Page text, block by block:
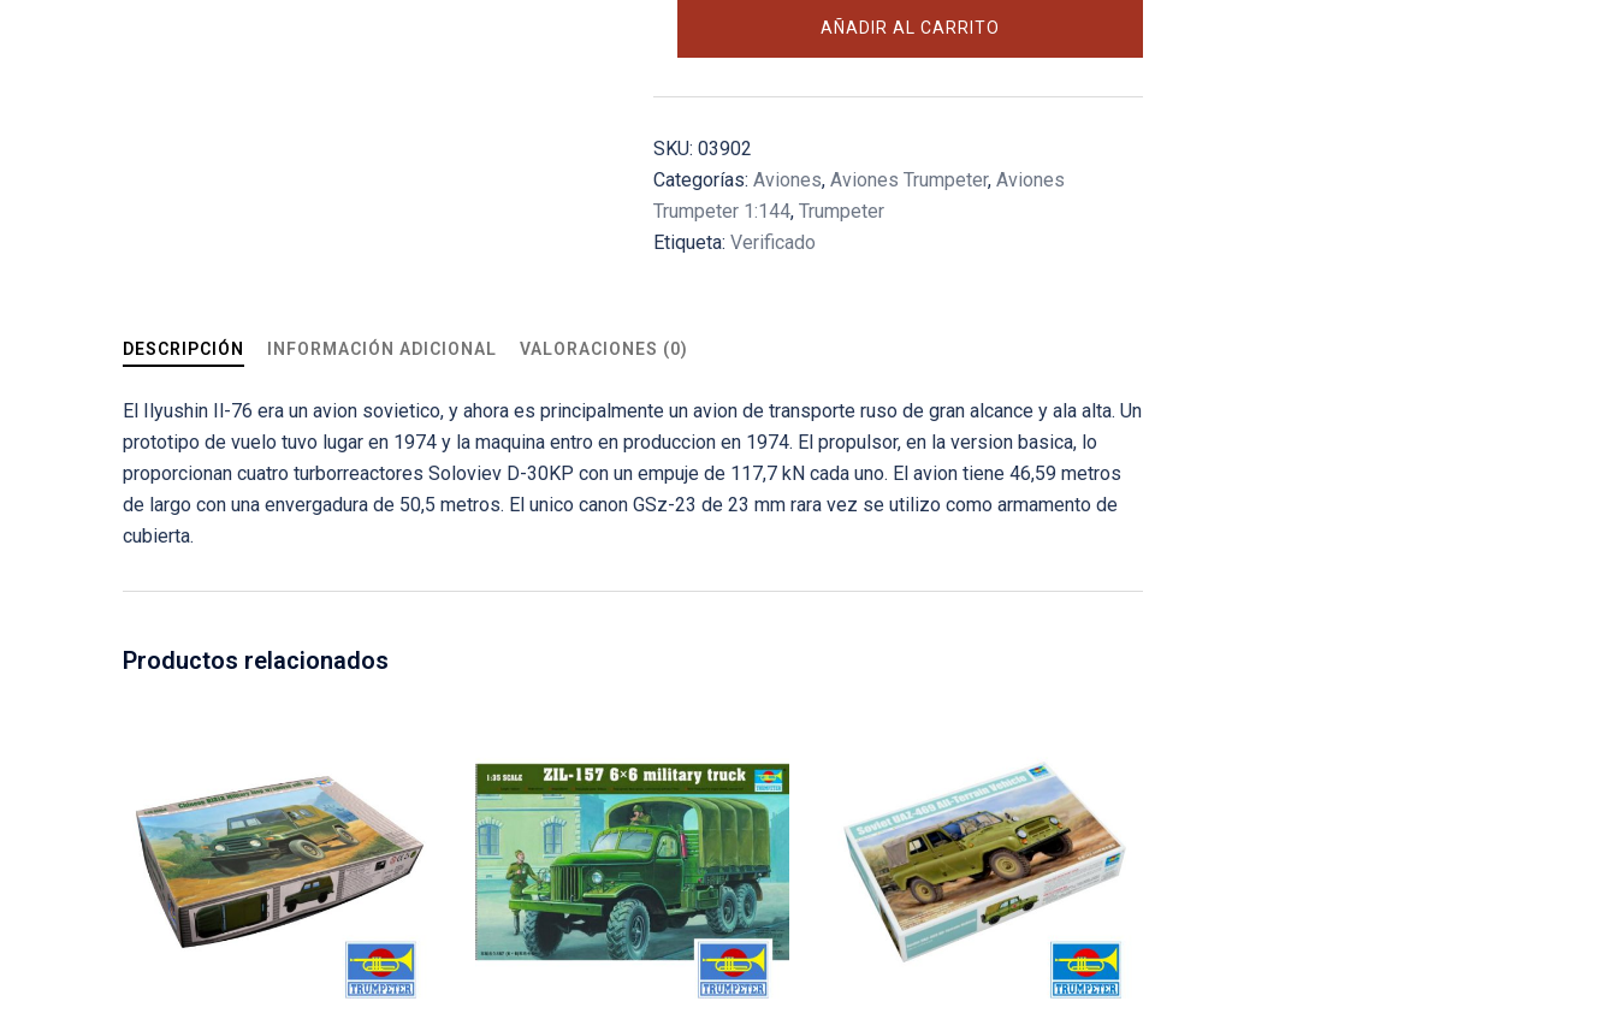
Midas
cantidad
AÑADIR AL CARRITO
SKU: 03902
Categorías: Aviones, Aviones Trumpeter, Aviones
Trumpeter 1:144, Trumpeter
Etiqueta: Verificado
DESCRIPCIÓN INFORMACIÓN ADICIONAL VALORACIONES (0)
El Ilyushin Il-76 era un avion sovietico, y ahora es principalmente un avion de transporte ruso de gran alcance y ala alta. Un
prototipo de vuelo tuvo lugar en 1974 y la maquina entro en produccion en 1974. El propulsor, en la version basica, lo
proporcionan cuatro turborreactores Soloviev D-30KP con un empuje de 117,7 kN cada uno. El avion tiene 46,59 metros
de largo con una envergadura de 50,5 metros. El unico canon GSz-23 de 23 mm rara vez se utilizo como armamento de
cubierta.
Productos relacionados